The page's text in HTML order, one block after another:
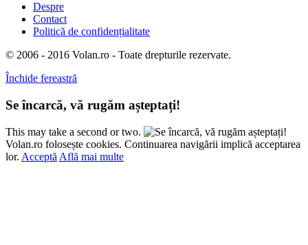
Despre
Contact
Politică de confidențialitate
© 2006 - 2016 Volan.ro - Toate drepturile rezervate.
Închide fereastră
Se încarcă, vă rugăm așteptați!
This may take a second or two.
Volan.ro folosește cookies. Continuarea navigării implică acceptarea
lor. Acceptă Află mai multe